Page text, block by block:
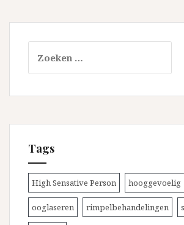
naar:
Tags
High Sensative Person hooggevoelig
ooglaseren rimpelbehandelingen